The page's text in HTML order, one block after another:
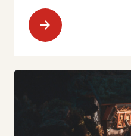
arrow_forward